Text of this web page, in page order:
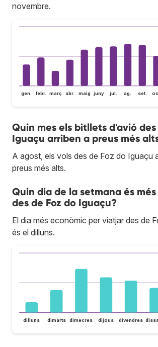
novembre.
gen. febr. març abr. maig juny jul. ag. set.
Quin mes els bitllets d'avió des
Iguaçu arriben a preus més
A agost, els vols des de Foz do Iguaçu
preus més alts.
Quin dia de la setmana és
des de Foz do Iguaçu?
El dia més econòmic per viatjar des de
és el dilluns.
dilluns dimarts dimecres dijous divendres